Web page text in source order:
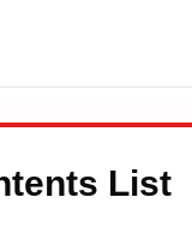
List